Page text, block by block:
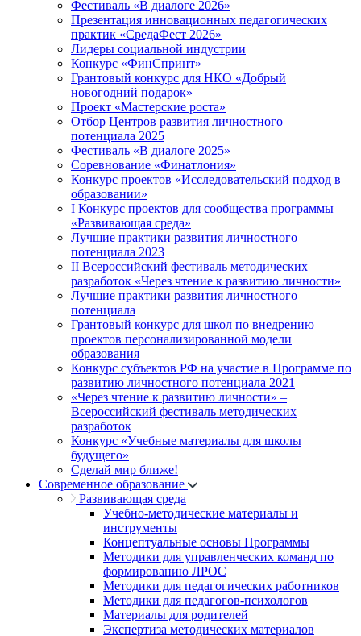
Фестиваль «В диалоге 2026»
Презентация инновационных педагогических
практик «СредаФест 2026»
Лидеры социальной индустрии
Конкурс «ФинСпринт»
Грантовый конкурс для НКО «Добрый
новогодний подарок»
Проект «Мастерские роста»
Отбор Центров развития личностного
потенциала 2025
Фестиваль «В диалоге 2025»
Соревнование «Финатлония»
Конкурс проектов «Исследовательский подход в
образовании»
I Конкурс проектов для сообщества программы
«Развивающая среда»
Лучшие практики развития личностного
потенциала 2023
II Всероссийский фестиваль методических
разработок «Через чтение к развитию личности»
Лучшие практики развития личностного
потенциала
Грантовый конкурс для школ по внедрению
проектов персонализированной модели
образования
Конкурс субъектов РФ на участие в Программе по
развитию личностного потенциала 2021
«Через чтение к развитию личности» –
Всероссийский фестиваль методических
разработок
Конкурс «Учебные материалы для школы
будущего»
Сделай мир ближе!
Современное образование
Развивающая среда
Учебно-методические материалы и
инструменты
Концептуальные основы Программы
Методики для управленческих команд по
формированию ЛРОС
Методики для педагогических работников
Методики для педагогов-психологов
Материалы для родителей
Экспертиза методических материалов